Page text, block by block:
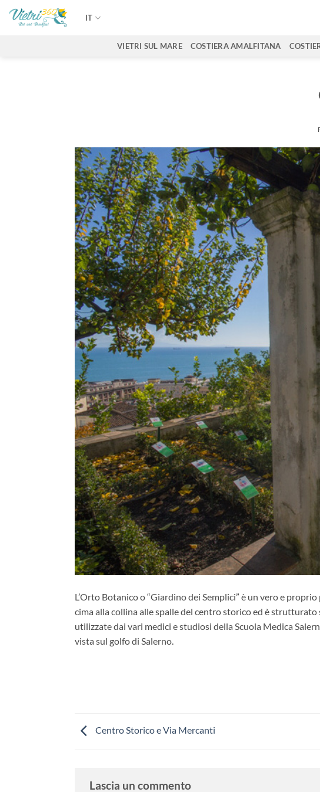
Salta
IT
VIETRI SUL MARE COSTIERA AMALFITANA
L’Orto Botanico o “Giardino dei Semplici” è un vero e
cima alla collina alle spalle del centro storico ed è
utilizzate dai vari medici e studiosi della Scuola Medica
vista sul golfo di Salerno.
Centro Storico e Via Mercanti
Lascia un commento